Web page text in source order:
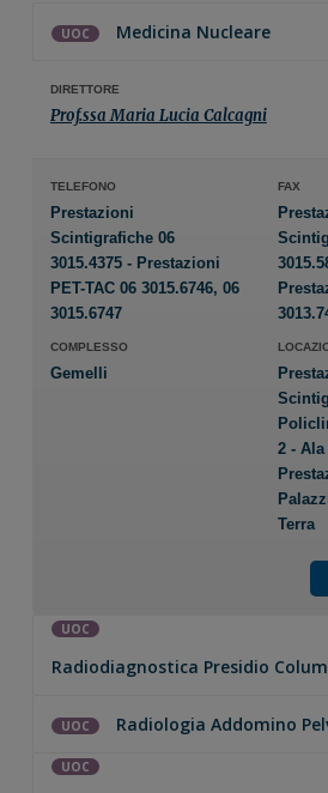
UOC Medicina Nucleare
DIRETTORE
Prof.ssa Maria Lucia Calcagni
TELEFONO
Prestazioni
Scintigrafiche 06
3015.4375 - Prestazioni
PET-TAC 06 3015.6746, 06
3015.6747
FAX
COMPLESSO
Gemelli
2 - Ala
Terra
UOC
Radiodiagnostica Presidio
UOC Radiologia Addomino
UOC